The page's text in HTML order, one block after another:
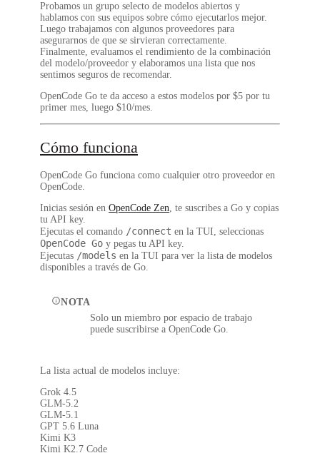
Probamos un grupo selecto de modelos abiertos y
hablamos con sus equipos sobre cómo ejecutarlos mejor.
Luego trabajamos con algunos proveedores para
asegurarnos de que se sirvieran correctamente.
Finalmente, evaluamos el rendimiento de la combinación
del modelo/proveedor y elaboramos una lista que nos
sentimos seguros de recomendar.
OpenCode Go te da acceso a estos modelos por $5 por tu
primer mes, luego $10/mes.
Cómo funciona
OpenCode Go funciona como cualquier otro proveedor en
OpenCode.
Inicias sesión en OpenCode Zen , te suscribes a Go y copias
tu API key.
Ejecutas el comando /connect en la TUI, seleccionas
OpenCode Go y pegas tu API key.
Ejecutas /models en la TUI para ver la lista de modelos
disponibles a través de Go.
NOTA
Solo un miembro por espacio de trabajo
puede suscribirse a OpenCode Go.
La lista actual de modelos incluye:
Grok 4.5
GLM-5.2
GLM-5.1
GPT 5.6 Luna
Kimi K3
Kimi K2.7 Code